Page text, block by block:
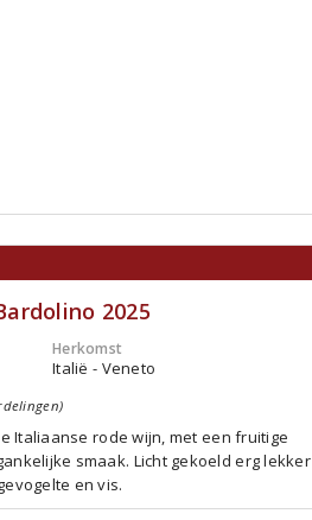
2025
Herkomst
Italië - Veneto
Italiaanse rode wijn, met een fruitige
smaak. Licht gekoeld erg lekker
en vis.